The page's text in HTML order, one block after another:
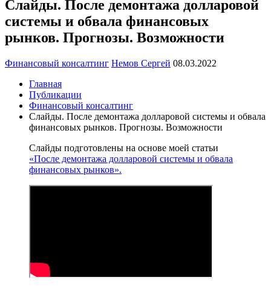
Слайды. После демонтажа долларовой
системы и обвала финансовых
рынков. Прогнозы. Возможности
Финансовый консалтинг Немов Сергей 08.03.2022
Главная
Публикации
Финансовый консалтинг
Слайды. После демонтажа долларовой системы и обвала
финансовых рынков. Прогнозы. Возможности
Слайды подготовлены на основе моей статьи
«После демонтажа долларовой системы и обвала
финансовых рынков».